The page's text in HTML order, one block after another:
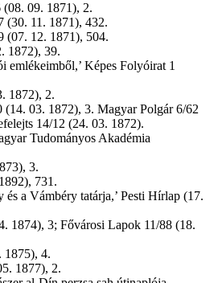
09. 1871), 2.
(30. 11. 1871), 432.
(07. 12. 1871), 504.
1872), 39.
emlékeimből,’ Képes Folyóirat 1
1872), 2.
(14. 03. 1872), 3. Magyar Polgár 6/62
14/12 (24. 03. 1872).
Tudományos Akadémia
3.
731.
és a Vámbéry tatárja,’ Pesti Hírlap (17.
1874), 3; Fővárosi Lapok 11/88 (18.
1875), 4.
1877), 2.